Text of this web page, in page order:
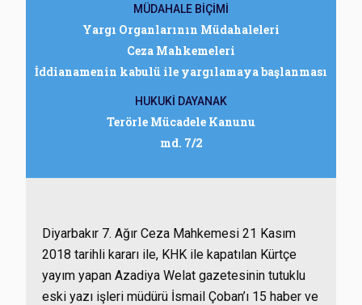
MÜDAHALE BİÇİMİ
Yargı Organlarının Müdahaleleri
Ceza Mahkemeleri
İddianamenin kabulü ile yargılamaya başlanması
HUKUKİ DAYANAK
Terörle Mücadele Kanunu
md. 7/2
Diyarbakır 7. Ağır Ceza Mahkemesi 21 Kasım
2018 tarihli kararı ile, KHK ile kapatılan Kürtçe
yayım yapan Azadiya Welat gazetesinin tutuklu
eski yazı işleri müdürü İsmail Çoban’ı 15 haber ve